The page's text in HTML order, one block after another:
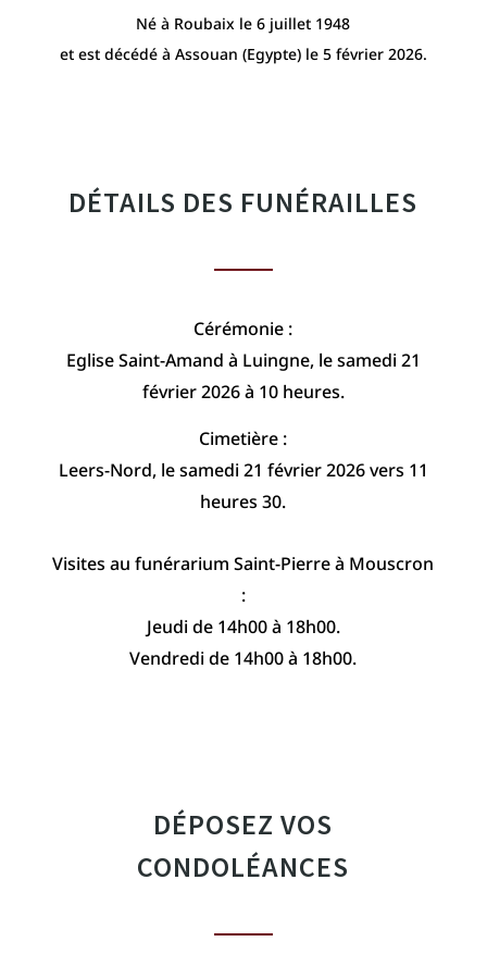
Né à Roubaix le 6 juillet 1948
et est décédé à Assouan (Egypte) le 5 février 2026.
DÉTAILS DES FUNÉRAILLES
Cérémonie :
Eglise Saint-Amand à Luingne, le samedi 21
février 2026 à 10 heures.
Cimetière :
Leers-Nord, le samedi 21 février 2026 vers 11
heures 30.
Visites au funérarium Saint-Pierre à Mouscron
:
Jeudi de 14h00 à 18h00.
Vendredi de 14h00 à 18h00.
DÉPOSEZ VOS
CONDOLÉANCES